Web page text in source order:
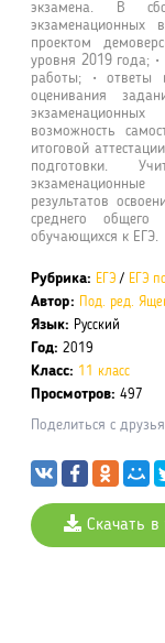
экзамена. В
экзаменационных
проектом
уровня 2019 года;
работы; • ответы
оценивания
возможность
итоговой
подготовки.
результатов
среднего общего
обучающихся к ЕГЭ.
Рубрика: ЕГЭ / ЕГЭ
Автор: Под. ред.
Язык: Русский
Год: 2019
Класс: 11 класс
Просмотров: 497
Поделиться с
Скачать в